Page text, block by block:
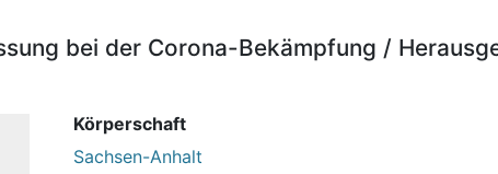
bei der Corona-Bekämpfung /
Körperschaft
Sachsen-Anhalt